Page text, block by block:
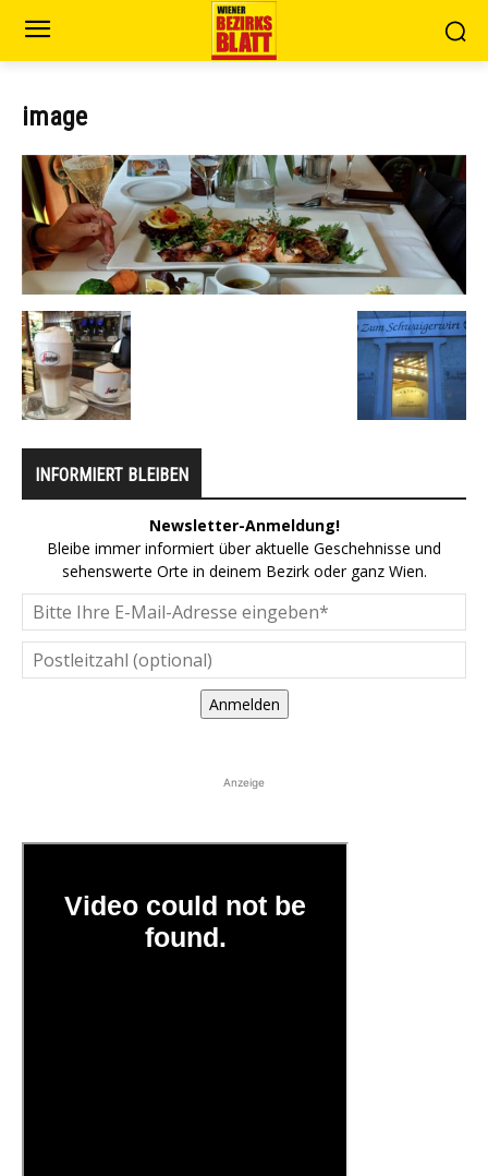
image
INFORMIERT BLEIBEN
Newsletter-Anmeldung!
Bleibe immer informiert über aktuelle Geschehnisse und
sehenswerte Orte in deinem Bezirk oder ganz Wien.
Anmelden
Anzeige